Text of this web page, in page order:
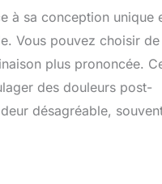
la fermeture éclair en
de hauteur et
Trouvez la bonne
chimique comme les
compensé fabriqué avec
et d'odeurs. Seuls des
nos oreillers afin qu'ils
à sa conception unique
Vous pouvez choisir de
plus prononcée.
des douleurs post-
désagréable,